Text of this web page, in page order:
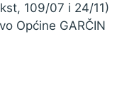
109/07 i 24/11)
Općine GARČIN